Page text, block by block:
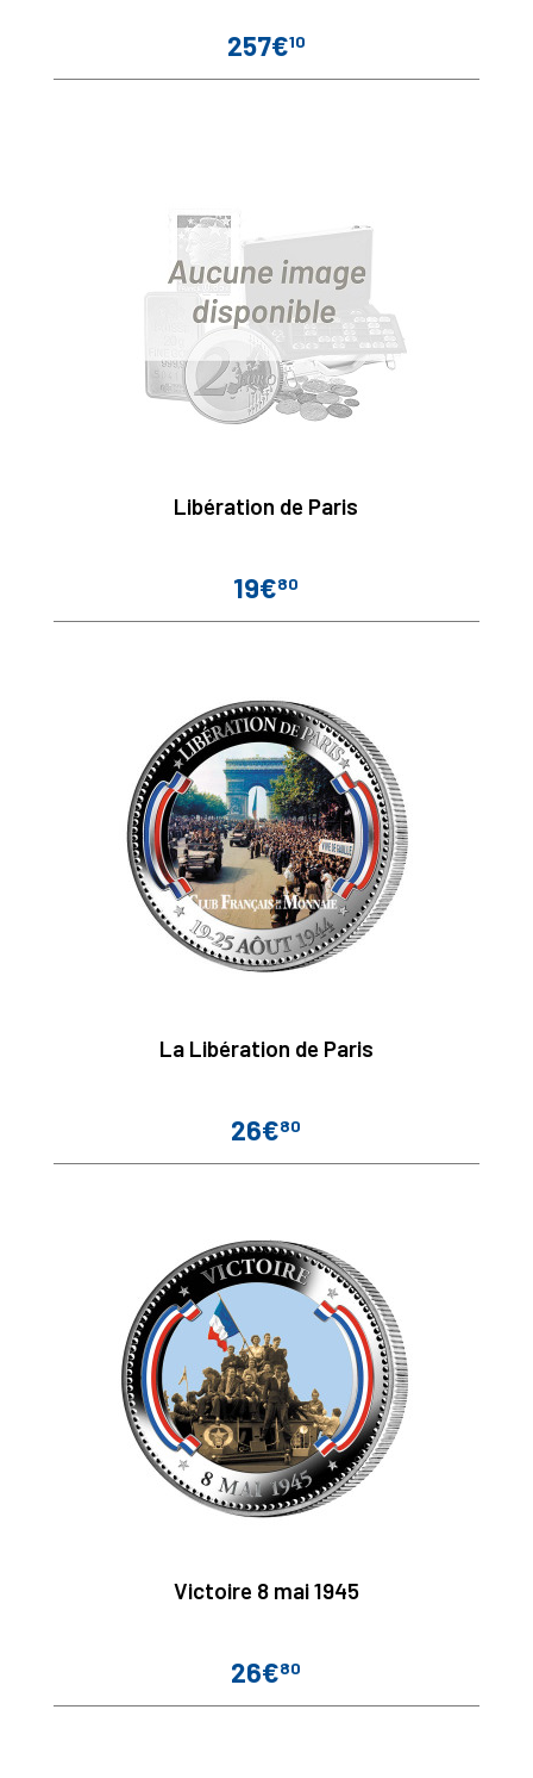
Prix
257€10
Libération de Paris
Prix
19€80
La Libération de Paris
Prix
26€80
Victoire 8 mai 1945
Prix
26€80